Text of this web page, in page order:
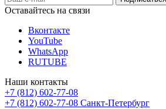
Оставайтесь на связи
Вконтакте
YouTube
WhatsApp
RUTUBE
Наши контакты
+7 (812) 602-77-08
+7 (812) 602-77-08 Санкт-Петербург